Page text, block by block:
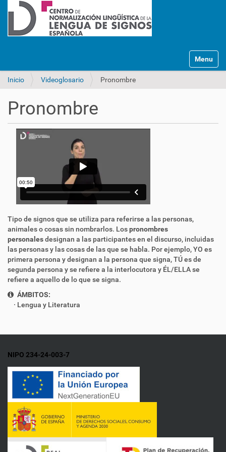
Mostrar/
Inicio Videoglosario Pronombre
Pronombre
Tipo de signos que se utiliza para referirse a las personas,
animales o cosas sin nombrarlos. Lospronombres
personalesdesignan a las participantes en el discurso, incluidas
las personas y las cosas de las que se habla. Por ejemplo, YO es
primera persona y designan a la persona que signa, TÚ es de
segunda persona y se refiere a la interlocutora y ÉL/ELLAse
refiere a aquello de lo que se signa.
ÁMBITOS:
Lengua y Literatura
NIPO 234-24-003-7